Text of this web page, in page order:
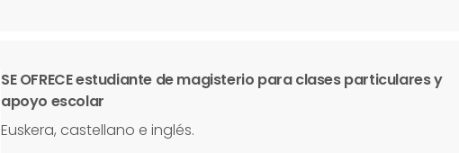
SE OFRECE estudiante de magisterio para clases particulares y
apoyo escolar
Euskera, castellano e inglés.